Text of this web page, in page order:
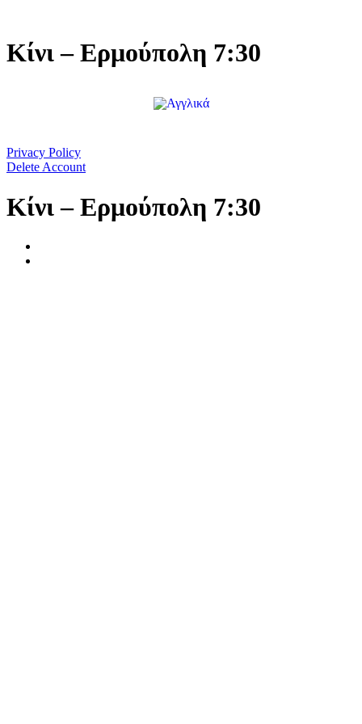
περιεχόμενο
Κίνι – Ερμούπολη 7:30
Privacy Policy
Delete Account
Κίνι – Ερμούπολη 7:30